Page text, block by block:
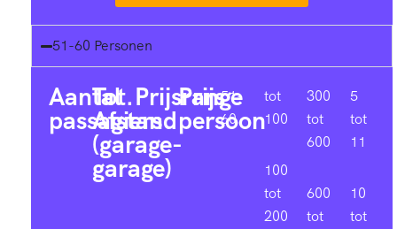
51-60 Personen
Aantal
passagiers
Tot.
Afstand
(garage-
garage)
Prijsrange
Prijs
persoon
51-
60
tot
100
100
tot
200
300
tot
600
600
tot
5
tot
11
10
tot